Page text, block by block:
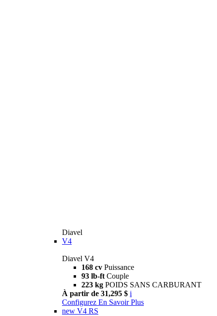
Diavel
V4
Diavel V4
168 cv Puissance
93 lb-ft Couple
223 kg POIDS SANS CARBURANT
À partir de 31,295 $ i
Configurez En Savoir Plus
new V4 RS